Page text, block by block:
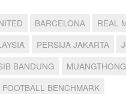
BARCELONA
REAL
PERSIJA JAKARTA
BANDUNG
BENCHMARK